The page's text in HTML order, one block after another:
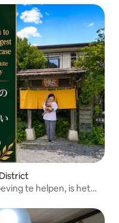
te helpen, is het
de beste stenen trap